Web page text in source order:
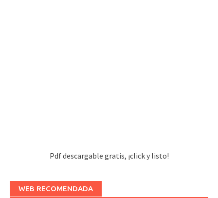
Pdf descargable gratis, ¡click y listo!
WEB RECOMENDADA